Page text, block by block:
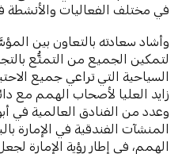
في مختلف الفعاليات والأنشطة
وأشاد سعادته بالتعاون بين
لتمكين الجميع من التمتُّع
السياحية التي تراعي جميع
زايد العليا لأصحاب الهمم مع
وعدد من الفنادق العالمية في
المنشآت الفندقية في الإمارة
الهمم، في إطار رؤية الإمارة